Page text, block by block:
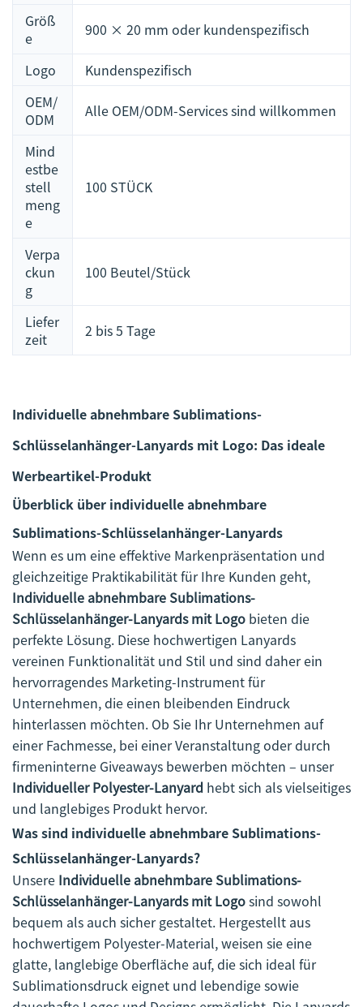
Größ
e
900 × 20 mm oder kundenspezifisch
Logo
Kundenspezifisch
OEM/
ODM
Alle OEM/ODM-Services sind willkommen
Mind
estbe
stell
meng
e
100 STÜCK
Verpa
ckun
g
100 Beutel/Stück
Liefer
zeit
2 bis 5 Tage
Individuelle abnehmbare Sublimations-
Schlüsselanhänger-Lanyards mit Logo: Das ideale
Werbeartikel-Produkt
Überblick über individuelle abnehmbare
Sublimations-Schlüsselanhänger-Lanyards
Wenn es um eine effektive Markenpräsentation und
gleichzeitige Praktikabilität für Ihre Kunden geht,
Individuelle abnehmbare Sublimations-
Schlüsselanhänger-Lanyards mit Logo bieten die
perfekte Lösung. Diese hochwertigen Lanyards
vereinen Funktionalität und Stil und sind daher ein
hervorragendes Marketing-Instrument für
Unternehmen, die einen bleibenden Eindruck
hinterlassen möchten. Ob Sie Ihr Unternehmen auf
einer Fachmesse, bei einer Veranstaltung oder durch
firmeninterne Giveaways bewerben möchten – unser
Individueller Polyester-Lanyard hebt sich als vielseitiges
und langlebiges Produkt hervor.
Was sind individuelle abnehmbare Sublimations-
Schlüsselanhänger-Lanyards?
Unsere Individuelle abnehmbare Sublimations-
Schlüsselanhänger-Lanyards mit Logosind sowohl
bequem als auch sicher gestaltet. Hergestellt aus
hochwertigem Polyester-Material, weisen sie eine
glatte, langlebige Oberfläche auf, die sich ideal für
Sublimationsdruck eignet und lebendige sowie